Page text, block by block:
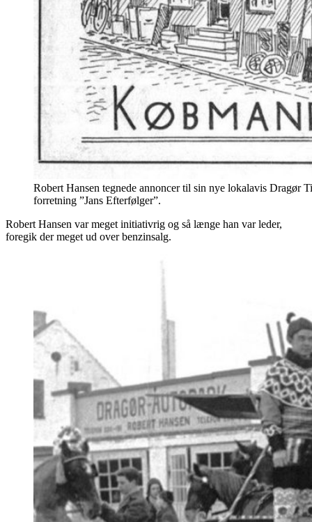
Robert Hansen tegnede annoncer til sin nye lokalavis Dragør
forretning ”Jans Efterfølger”.
Robert Hansen var meget initiativrig og så længe han var leder,
foregik der meget ud over benzinsalg.